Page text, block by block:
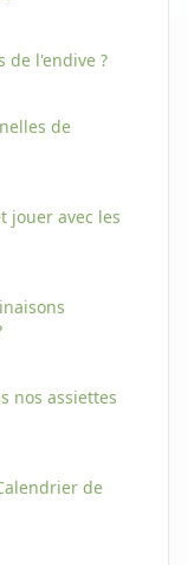
de l'endive ?
de
jouer avec les
nos assiettes
de